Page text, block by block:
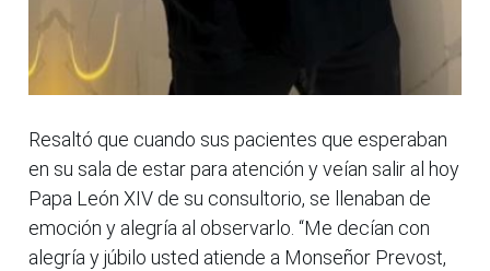
Resaltó que cuando sus pacientes que esperaban
en su sala de estar para atención y veían salir al hoy
Papa León XIV de su consultorio, se llenaban de
emoción y alegría al observarlo. “Me decían con
alegría y júbilo usted atiende a Monseñor Prevost,